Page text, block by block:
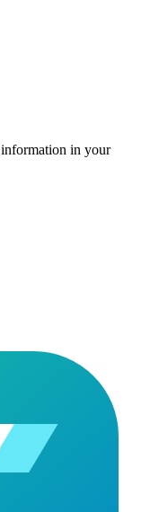
in your